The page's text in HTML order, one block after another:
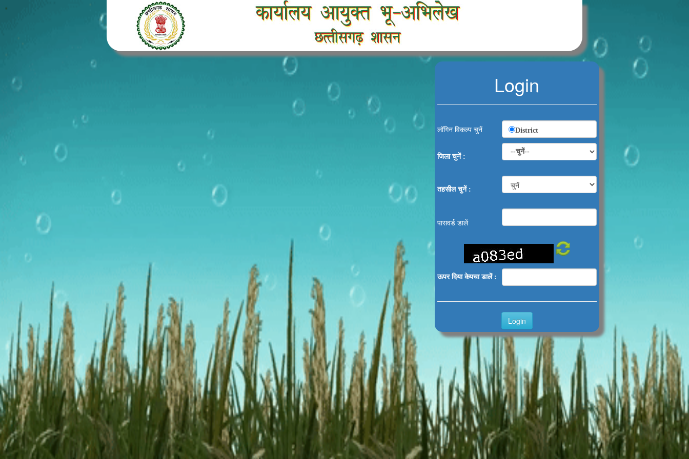
Login
लॉगिन विकल्प चुनें District
जिला चुनें :
तहसील चुनें :
पासवर्ड डालें
ऊपर दिया केपचा डालें :